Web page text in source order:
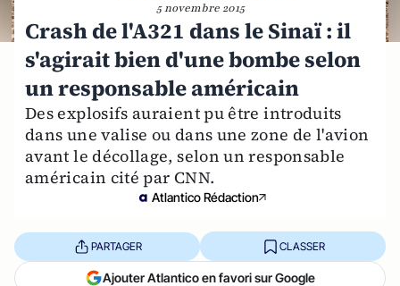
5 novembre 2015
Crash de l'A321 dans le Sinaï : il
s'agirait bien d'une bombe selon
un responsable américain
Des explosifs auraient pu être introduits
dans une valise ou dans une zone de l'avion
avant le décollage, selon un responsable
américain cité par CNN.
Atlantico Rédaction
PARTAGER CLASSER
Ajouter Atlantico en favori sur Google